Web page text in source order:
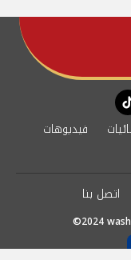
tiktok
فيديوهات
اتصل بنا
©2024